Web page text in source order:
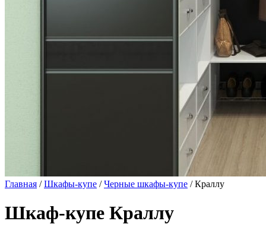
Главная /Шкафы-купе /Черные шкафы-купе / Краллу
Шкаф-купе Краллу